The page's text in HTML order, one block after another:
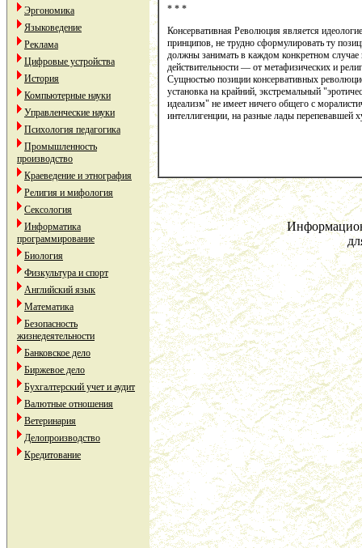
Эргономика
Языковедение
Реклама
Цифровые устройства
История
Компьютерные науки
Управленческие науки
Психология педагогика
Промышленность
производство
Краеведение и этнография
Религия и мифология
Сексология
Информатика
программирование
Биология
Физкультура и спорт
Английский язык
Математика
Безопасность
жизнедеятельности
Банковское дело
Биржевое дело
Бухгалтерский учет и аудит
Валютные отношения
Ветеринария
Делопроизводство
Кредитование
* * *
Консервативная Революция является
принципов, не трудно сформулировать ту
должны занимать в каждом конкретном
действительности — от метафизических и
Сущностью позиции консервативных
установка на крайний, экстремальный
идеализм" не имеет ничего общего с
интеллигенции, на разные лады перепевавшей